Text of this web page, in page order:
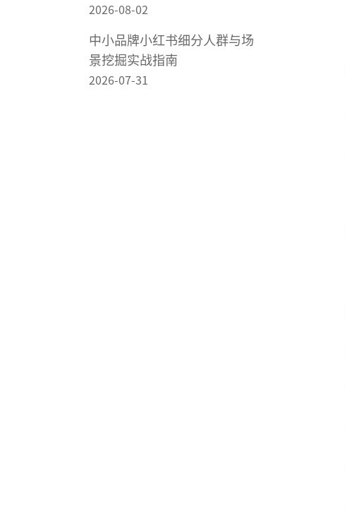
谈怎么做内容
2026-08-02
中小品牌小红书细分人群与场
景挖掘实战指南
2026-07-31